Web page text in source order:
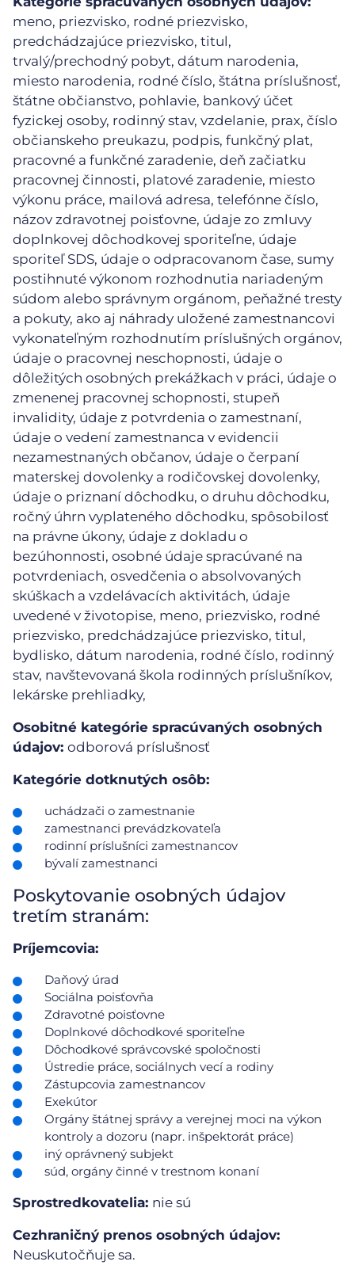
meno, priezvisko, rodné priezvisko,
predchádzajúce priezvisko, titul,
trvalý/prechodný pobyt, dátum narodenia,
miesto narodenia, rodné číslo, štátna príslušnosť,
štátne občianstvo, pohlavie, bankový účet
fyzickej osoby, rodinný stav, vzdelanie, prax, číslo
občianskeho preukazu, podpis, funkčný plat,
pracovné a funkčné zaradenie, deň začiatku
pracovnej činnosti, platové zaradenie, miesto
výkonu práce, mailová adresa, telefónne číslo,
názov zdravotnej poisťovne, údaje zo zmluvy
doplnkovej dôchodkovej sporiteľne, údaje
sporiteľ SDS, údaje o odpracovanom čase, sumy
postihnuté výkonom rozhodnutia nariadeným
súdom alebo správnym orgánom, peňažné tresty
a pokuty, ako aj náhrady uložené zamestnancovi
vykonateľným rozhodnutím príslušných orgánov,
údaje o pracovnej neschopnosti, údaje o
dôležitých osobných prekážkach v práci, údaje o
zmenenej pracovnej schopnosti, stupeň
invalidity, údaje z potvrdenia o zamestnaní,
údaje o vedení zamestnanca v evidencii
nezamestnaných občanov, údaje o čerpaní
materskej dovolenky a rodičovskej dovolenky,
údaje o priznaní dôchodku, o druhu dôchodku,
ročný úhrn vyplateného dôchodku, spôsobilosť
na právne úkony, údaje z dokladu o
bezúhonnosti, osobné údaje spracúvané na
potvrdeniach, osvedčenia o absolvovaných
skúškach a vzdelávacích aktivitách, údaje
uvedené v životopise, meno, priezvisko, rodné
priezvisko, predchádzajúce priezvisko, titul,
bydlisko, dátum narodenia, rodné číslo, rodinný
stav, navštevovaná škola rodinných príslušníkov,
lekárske prehliadky,
Osobitné kategórie spracúvaných osobných
údajov: odborová príslušnosť
Kategórie dotknutých osôb:
uchádzači o zamestnanie
zamestnanci prevádzkovateľa
rodinní príslušníci zamestnancov
bývalí zamestnanci
Poskytovanie osobných údajov
tretím stranám:
Príjemcovia:
Daňový úrad
Sociálna poisťovňa
Zdravotné poisťovne
Doplnkové dôchodkové sporiteľne
Dôchodkové správcovské spoločnosti
Ústredie práce, sociálnych vecí a rodiny
Zástupcovia zamestnancov
Exekútor
Orgány štátnej správy a verejnej moci na výkon
kontroly a dozoru (napr. inšpektorát práce)
iný oprávnený subjekt
súd, orgány činné v trestnom konaní
Sprostredkovatelia: nie sú
Cezhraničný prenos osobných údajov:
Neuskutočňuje sa.